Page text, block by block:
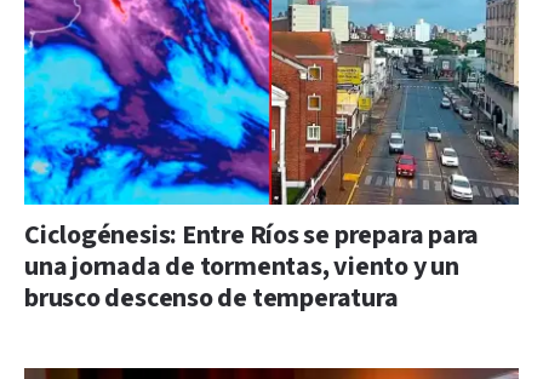
Ciclogénesis: Entre Ríos se prepara para
una jornada de tormentas, viento y un
brusco descenso de temperatura